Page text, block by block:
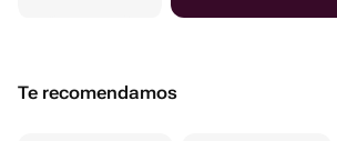
Te recomendamos